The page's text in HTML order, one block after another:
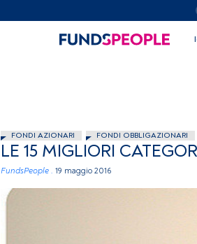
FONDI AZIONARI FONDI OBBLIGAZIONARI
LE 15 MIGLIORI
FundsPeople . 19 maggio 2016